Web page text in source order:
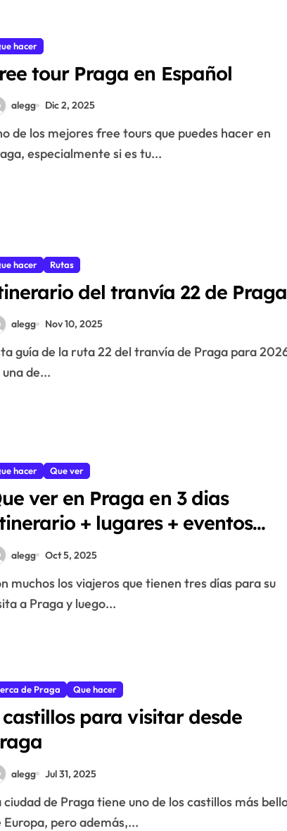
hacer
tour Praga en Español
alegg Dic 2, 2025
especialmente si es tu...
hacer Rutas
del tranvía 22 de Praga
alegg Nov 10, 2025
una de...
hacer Que ver
ver en Praga en 3 dias
+ lugares + eventos
alegg Oct 5, 2025
a Praga y luego...
de Praga Que hacer
castillos para visitar desde
alegg Jul 31, 2025
Europa, pero además,...